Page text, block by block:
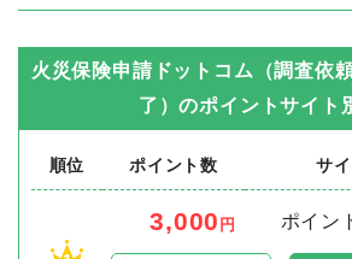
火災保険申請ドットコム（調査依
了）のポイントサイト
順位 ポイント数 サ
3,000 円
ポイン